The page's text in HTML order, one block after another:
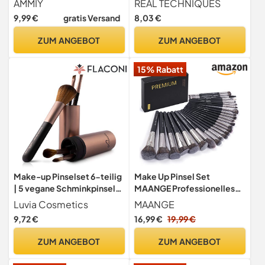
Foundation Puder
Concealers Rouge und
AMMIY
9,99 € gratis Versand
ZUM ANGEBOT
cremefarbenes Make-up,
flache Grundierungsbürste
Verblenden der Deckkraft,1
REAL TECHNIQUES
8,03 €
ZUM ANGEBOT
Make-up Pinselset 6-teilig
| 5 vegane Schminkpinsel
mit Aluminium-Köcher &
Smart-Halter | Für
Foundation, Puder &
Kompaktes Reise-Set in
Luvia Cosmetics
9,72 €
ZUM ANGEBOT
15% Rabatt
Make Up Pinsel Set
MAANGE Professionelles
25 Pcs Pinselset makeup,
Kosmetikpinsel Foundation
Gesicht, Augen, Lippen
Schminkpinsel Set with
MAANGE
16,99 € 19,99 €
ZUM ANGEBOT